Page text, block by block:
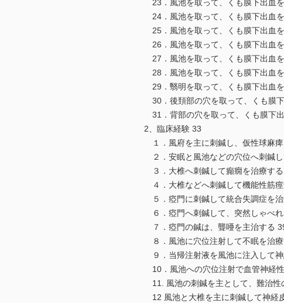
23．風池を取って、くも膜下出血
24．風池を取って、くも膜下出血
25．風池を取って、くも膜下出血
26．風池を取って、くも膜下出血
27．風池を取って、くも膜下出血
28．風池を取って、くも膜下出血
29．翳明を取って、くも膜下出血を
30．後頚部の穴を取って、くも膜下
31．背部の穴を取って、くも膜下出
2、臨床経験 33
１．風府を主に刺鍼し、仮性球麻痺
２．安眠と風池などの穴位へ刺鍼し
３．大椎へ刺鍼して癲癇を治療す
４．大椎などへ刺鍼して機能性筋痙
５．瘂門に刺鍼して統合失調症を治
６．瘂門へ刺鍼して、突然しゃべれ
７．瘂門の鍼は、聾唖を主治する
８．風池に穴位注射して不眠を治療
９．当帰注射液を風池に注入して神
10．風池への穴位注射で血管神経性
11. 風池の刺鍼を主として、難治性
12 風池と大椎を主に刺鍼して神経